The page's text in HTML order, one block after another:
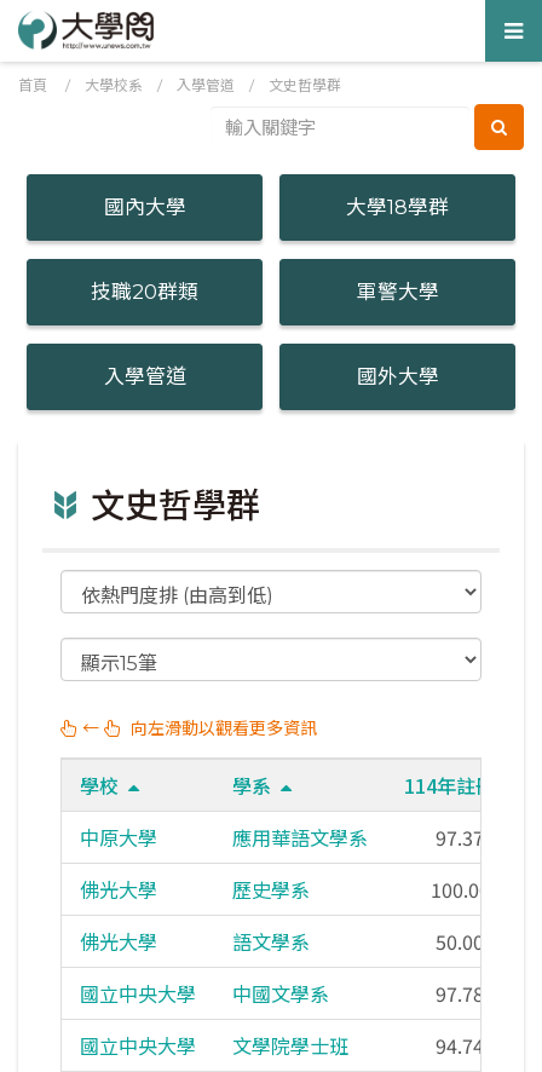
首頁 / 大學校系 / 入學管道 / 文史哲學群
國內大學 大學18學群
技職20群類 軍警大學
入學管道 國外大學
文史哲學群
← 向左滑動以觀看更多資訊
學校 學系
114年註冊率
中原大學
應用華語文學系
97.37%
佛光大學
歷史學系
100.00%
佛光大學
語文學系
50.00%
國立中央大學
中國文學系
97.78%
國立中央大學
文學院學士班
94.74%